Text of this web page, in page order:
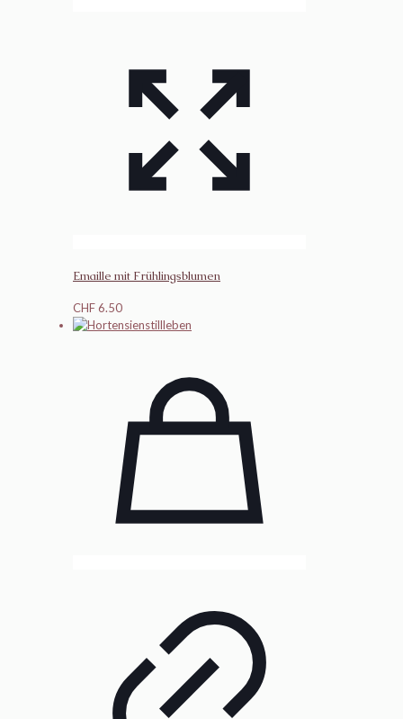
Emaille mit Frühlingsblumen
CHF6.50